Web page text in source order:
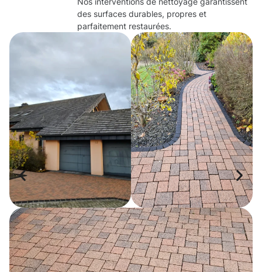
des surfaces durables, propres et
parfaitement restaurées.